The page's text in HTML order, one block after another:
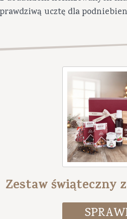
prawdziwą ucztę dla
Zestaw świąteczny